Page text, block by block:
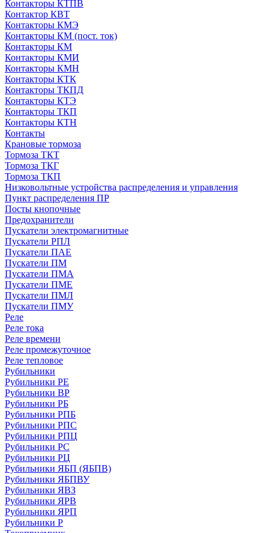
Контакторы КТПВ
Контактор КВТ
Контакторы КМЭ
Контакторы КМ (пост. ток)
Контакторы КМ
Контакторы КМИ
Контакторы КМН
Контакторы КТК
Контакторы ТКПД
Контакторы КТЭ
Контакторы ТКП
Контакторы КТН
Контакты
Крановые тормоза
Тормоза ТКТ
Тормоза ТКГ
Тормоза ТКП
Низковольтные устройства распределения и управления
Пункт распределения ПР
Посты кнопочные
Предохранители
Пускатели электромагнитные
Пускатели РПЛ
Пускатели ПАЕ
Пускатели ПМ
Пускатели ПМА
Пускатели ПМЕ
Пускатели ПМЛ
Пускатели ПМУ
Реле
Реле тока
Реле времени
Реле промежуточное
Реле тепловое
Рубильники
Рубильники РЕ
Рубильники ВР
Рубильники РБ
Рубильники РПБ
Рубильники РПС
Рубильники РПЦ
Рубильники РС
Рубильники РЦ
Рубильники ЯБП (ЯБПВ)
Рубильники ЯБПВУ
Рубильники ЯВЗ
Рубильники ЯРВ
Рубильники ЯРП
Рубильники Р